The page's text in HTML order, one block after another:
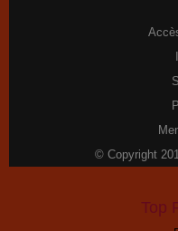
© Copyright